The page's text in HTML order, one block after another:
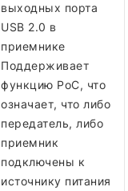
выходных порта
USB 2.0 в
приемнике
Поддерживает
функцию PoC, что
означает, что либо
передатель, либо
приемник
подключены к
источнику питания